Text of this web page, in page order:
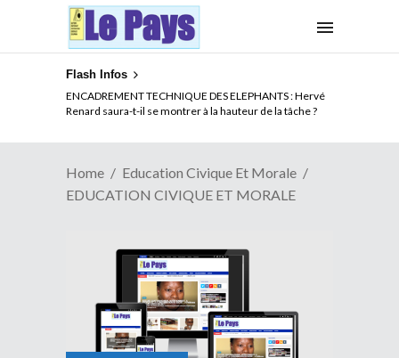
Flash Infos
ENCADREMENT TECHNIQUE DES ELEPHANTS : Hervé
Renard saura-t-il se montrer à la hauteur de la tâche ?
Home
Education Civique Et Morale
EDUCATION CIVIQUE ET MORALE